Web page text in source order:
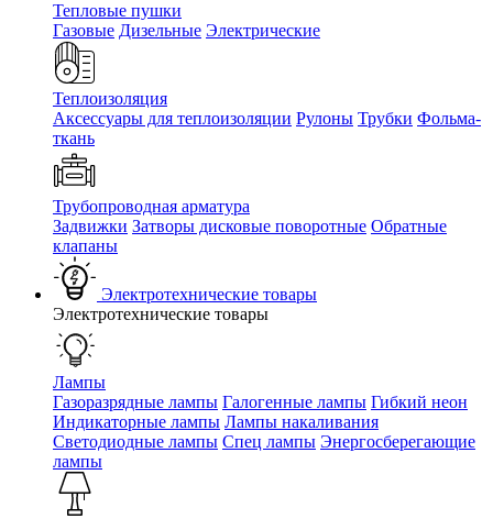
Тепловые пушки
Газовые Дизельные Электрические
Теплоизоляция
Аксессуары для теплоизоляции Рулоны Трубки Фольма-
ткань
Трубопроводная арматура
Задвижки Затворы дисковые поворотные Обратные
клапаны
Электротехнические товары
Электротехнические товары
Лампы
Газоразрядные лампы Галогенные лампы Гибкий неон
Индикаторные лампы Лампы накаливания
Светодиодные лампы Спец лампы Энергосберегающие
лампы